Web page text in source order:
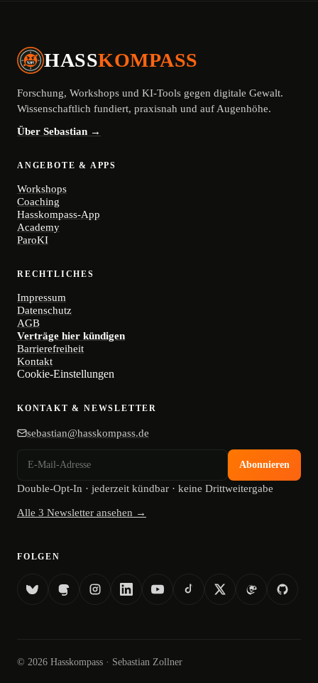
HASSKOMPASS
Forschung, Workshops und KI-Tools gegen digitale Gewalt.
Wissenschaftlich fundiert, praxisnah und auf Augenhöhe.
Über Sebastian →
ANGEBOTE & APPS
Workshops
Coaching
Hasskompass-App
Academy
ParoKI
RECHTLICHES
Impressum
Datenschutz
AGB
Verträge hier kündigen
Barrierefreiheit
Kontakt
Cookie-Einstellungen
KONTAKT & NEWSLETTER
sebastian@hasskompass.de
Abonnieren
Double-Opt-In · jederzeit kündbar · keine Drittweitergabe
Alle 3 Newsletter ansehen →
FOLGEN
© 2026 Hasskompass · Sebastian Zollner